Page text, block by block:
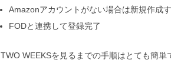
Amazonアカウントがない場合は新規作成
FODと連携して登録完了
TWO WEEKSを見るまでの手順はとても簡単